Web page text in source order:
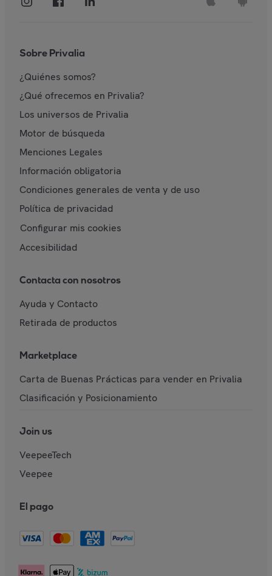
Sobre Privalia
¿Quiénes somos?
¿Qué ofrecemos en Privalia?
Los universos de Privalia
Motor de búsqueda
Menciones Legales
Información obligatoria
Condiciones generales de venta y de uso
Política de privacidad
Configurar mis cookies
Accesibilidad
Contacta con nosotros
Ayuda y Contacto
Retirada de productos
Marketplace
Carta de Buenas Prácticas para vender en Privalia
Clasificación y Posicionamiento
Join us
VeepeeTech
Veepee
El pago